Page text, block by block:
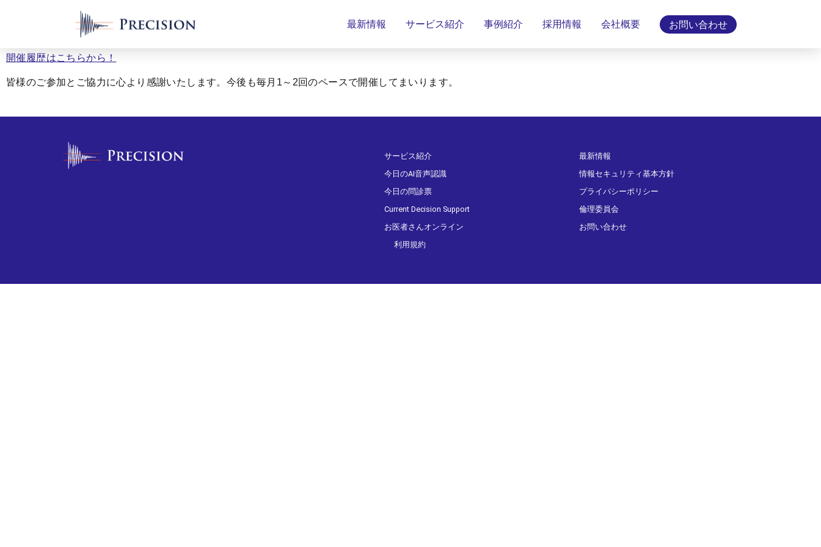
最新情報 サービス紹介 事例紹介 採用情報 会社概要 お問い合わせ
開催履歴はこちらから！
皆様のご参加とご協力に心より感謝いたします。今後も毎月1～2回のペースで開催してまいります。
サービス紹介
今日のAI音声認識
今日の問診票
Current Decision Support
お医者さんオンライン
利用規約
最新情報
情報セキュリティ基本方針
プライバシーポリシー
倫理委員会
お問い合わせ